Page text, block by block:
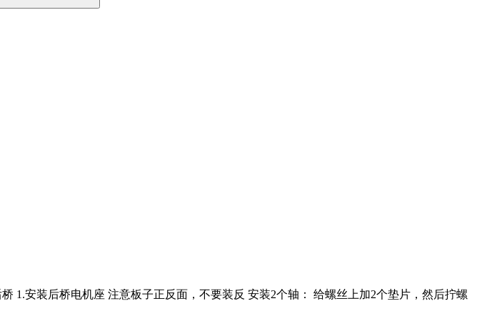
1.安装后桥电机座 注意板子正反面，不要装反 安装2个轴： 给螺丝上加2个垫片，然后拧螺